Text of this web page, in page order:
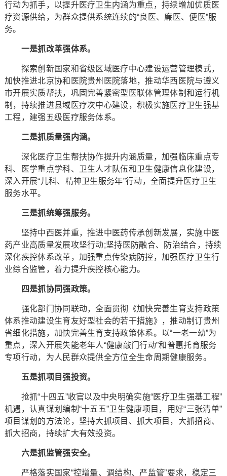
行动为抓手，以提升医疗卫生内涵为重点，持续增加优质医
疗资源供给，为群众提供系统连续的“良医、廉医、便医”服
务。
一是抓改革强体系。
探索创新国家和省级区域医疗中心建设运营管理模式，
加快推进北京协和医院贵州医院落地，推动华西医院与遵义
市开展实质帮扶，巩固完善紧密型医联体管理体制和运行机
制，持续推进县域医疗次中心建设，积极实施医疗卫生强基
工程，建强五级医疗服务体系。
二是抓质量强内涵。
深化医疗卫生帮扶协作提升内涵质量，加强临床重点专
科、医学重点学科、卫生人才队伍和卫生健康信息化建设，
深入开展“儿科、精神卫生服务年”行动，全面提升医疗卫生
服务水平。
三是抓统筹强服务。
坚持中西医并重，推进中医药传承创新发展，实施中医
药产业高质量发展攻坚行动;坚持医防融合、防治结合，持续
深化疾控体系改革，加强重点传染病防控，加强医疗卫生行
业综合监管，着力提升疾控核心能力。
四是抓协同强政策。
强化部门协同联动，全面贯彻《加快完善生育支持政策
体系推动建设生育友好型社会的若干措施》，推动制订贵州
省细化措施，加快完善生育支持政策体系。以“一老一幼”为
重点，深入开展失能老年人“健康敲门行动”和普惠托育服务
专项行动，为人民群众提供全方位全生命周期健康服务。
五是抓项目强投资。
抢抓“十四五”收官以及中央明确实施“医疗卫生强基工程”
机遇，认真谋划编制“十五五”卫生健康项目，用好“三张清单”
项目谋划的方法论，坚持大抓项目、抓大项目，大抓招商、
抓大招商，持续扩大有效投资。
六是抓监管强安全。
严格落实国家“控增量、调结构、严监管”要求，稳定三